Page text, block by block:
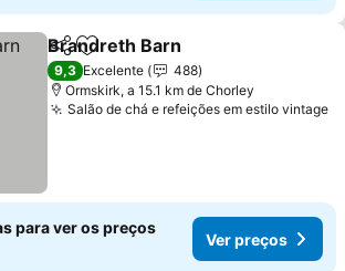
PartilharAdicionar aos favoritos
Brandreth Barn
9,3 Excelente
488
Ormskirk, a 15.1 km de Chorley
Salão de chá e refeições em estilo vintage
para ver os preços
Ver preços